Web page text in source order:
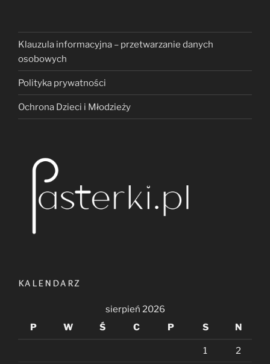
Klauzula informacyjna – przetwarzanie danych
osobowych
Polityka prywatności
Ochrona Dzieci i Młodzieży
KALENDARZ
sierpień 2026
P
W Ś C P S N
1 2